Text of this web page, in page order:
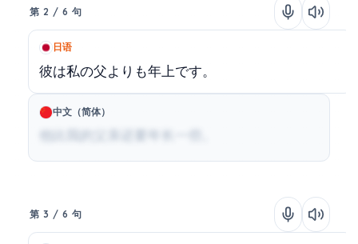
第 2 / 6 句
日语
彼は私の父よりも年上です。
中文（简体）
他比我的父亲还要年长一些。
第 3 / 6 句